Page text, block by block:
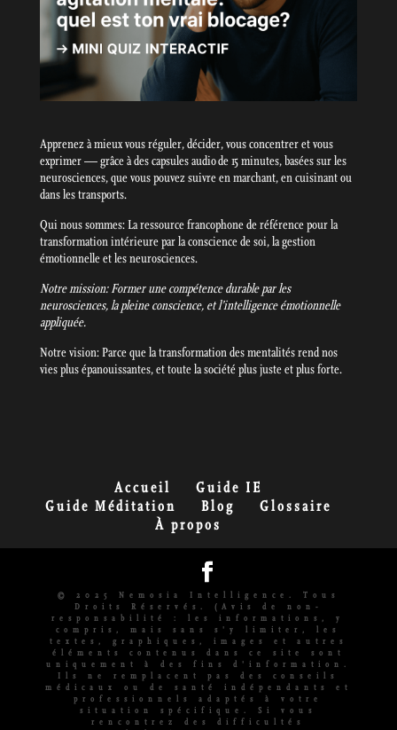
Apprenez à mieux vous réguler, décider, vous concentrer et vous
exprimer — grâce à des capsules audio de 15 minutes, basées sur les
neurosciences, que vous pouvez suivre en marchant, en cuisinant ou
dans les transports.
Qui nous sommes: La ressource francophone de référence pour la
transformation intérieure par la conscience de soi, la gestion
émotionnelle et les neurosciences.
Notre mission: Former une compétence durable par les
neurosciences, la pleine conscience, et l’intelligence émotionnelle
appliquée.
Notre vision: Parce que la transformation des mentalités rend nos
vies plus épanouissantes, et toute la société plus juste et plus forte.
Accueil
Guide IE
Guide Méditation
Blog
Glossaire
À propos
© 2025 Nemosia Intelligence. Tous
Droits Réservés. (Avis de non-
responsabilité : les informations, y
compris, mais sans s'y limiter, les
textes, graphiques, images et autres
éléments contenus dans ce site sont
uniquement à des fins d'information.
Ils ne remplacent pas des conseils
médicaux ou de santé indépendants et
professionnels adaptés à votre
situation spécifique. Si vous
rencontrez des difficultés